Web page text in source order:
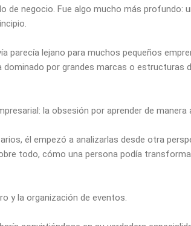
VER MÁS
de negocio. Fue algo mucho más profundo:
lejano para muchos pequeños
por grandes marcas o estructuras
la obsesión por aprender de manera
él empezó a analizarlas desde otra
todo, cómo una persona podía
y la organización de eventos.